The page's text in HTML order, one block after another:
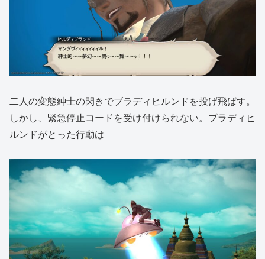
二人の変態紳士の閃きでブラディヒルンドを投げ飛ばす。
しかし、緊急停止コードを受け付けられない。ブラディヒ
ルンドがとった行動は